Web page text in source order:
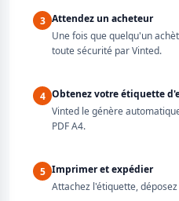
3 Attendez un acheteur
Une fois que quelqu'un
toute sécurité par Vinted.
4 Obtenez votre étiquette
Vinted le génère
PDF A4.
5 Imprimer et expédier
Attachez l'étiquette,